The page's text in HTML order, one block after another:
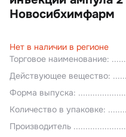
Новосибхимфарм
Торговое наименование:
Действующее вещество:
Форма выпуска:
Количество в упаковке:
Производитель
Нет в наличии в регионе